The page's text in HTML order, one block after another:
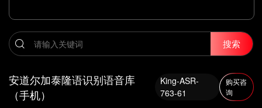
搜索
安道尔加泰隆语识别语音库
（手机）
King-ASR-
763-61
购买咨
询